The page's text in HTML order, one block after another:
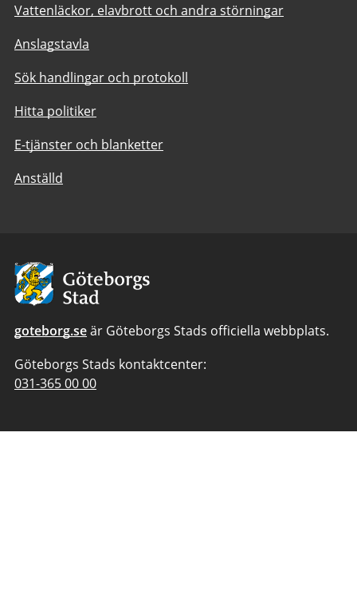
Vattenläckor, elavbrott och andra störningar
Anslagstavla
Sök handlingar och protokoll
Hitta politiker
E-tjänster och blanketter
Anställd
Avsändare:
Göteborgs
Stad
goteborg.seär Göteborgs Stads officiella webbplats.
Göteborgs Stads kontaktcenter:
Telefonnummer
031-365 00 00